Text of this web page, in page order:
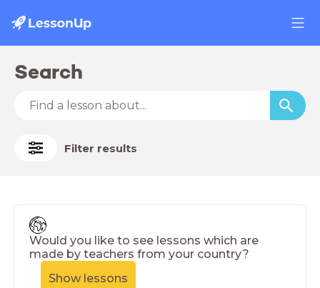
Search
Filter results
Would you like to see lessons which are
made by teachers from your country?
Show lessons